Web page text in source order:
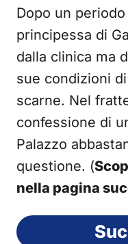
Dopo un
principessa di
dalla clinica ma
sue condizioni
scarne. Nel
confessione di
Palazzo
questione. (
nella pagina